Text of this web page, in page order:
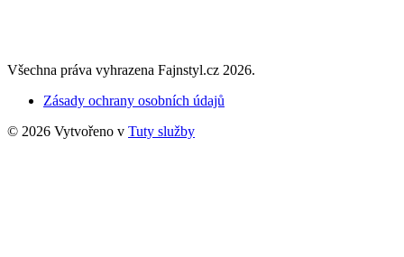
Všechna práva vyhrazena Fajnstyl.cz 2026.
Zásady ochrany osobních údajů
© 2026 Vytvořeno v Tuty služby